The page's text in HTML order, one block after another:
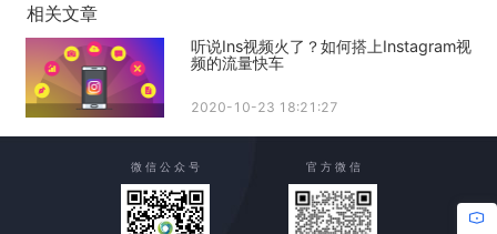
相关文章
听说Ins视频火了？如何搭上Instagram视
频的流量快车
2020-10-23 18:21:27
微 信 公 众 号 官 方 微 信